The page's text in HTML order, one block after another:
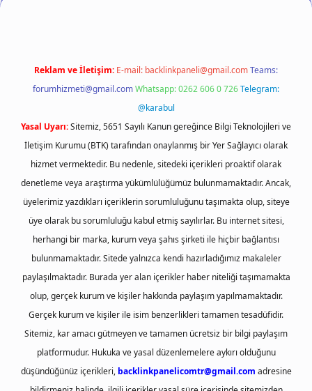
Reklam ve İletişim: E-mail: backlinkpaneli@gmail.comTeams:
forumhizmeti@gmail.comWhatsapp: 0262 606 0 726Telegram:
@karabul
Yasal Uyarı:Sitemiz, 5651 Sayılı Kanun gereğince Bilgi Teknolojileri ve
İletişim Kurumu (BTK) tarafından onaylanmış bir Yer Sağlayıcı olarak
hizmet vermektedir. Bu nedenle, sitedeki içerikleri proaktif olarak
denetleme veya araştırma yükümlülüğümüz bulunmamaktadır. Ancak,
üyelerimiz yazdıkları içeriklerin sorumluluğunu taşımakta olup, siteye
üye olarak bu sorumluluğu kabul etmiş sayılırlar. Bu internet sitesi,
herhangi bir marka, kurum veya şahıs şirketi ile hiçbir bağlantısı
bulunmamaktadır. Sitede yalnızca kendi hazırladığımız makaleler
paylaşılmaktadır. Burada yer alan içerikler haber niteliği taşımamakta
olup, gerçek kurum ve kişiler hakkında paylaşım yapılmamaktadır.
Gerçek kurum ve kişiler ile isim benzerlikleri tamamen tesadüfidir.
Sitemiz, kar amacı gütmeyen ve tamamen ücretsiz bir bilgi paylaşım
platformudur. Hukuka ve yasal düzenlemelere aykırı olduğunu
düşündüğünüz içerikleri, backlinkpanelicomtr@gmail.com adresine